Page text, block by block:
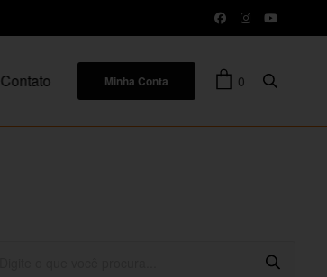
Contato Minha Conta 0